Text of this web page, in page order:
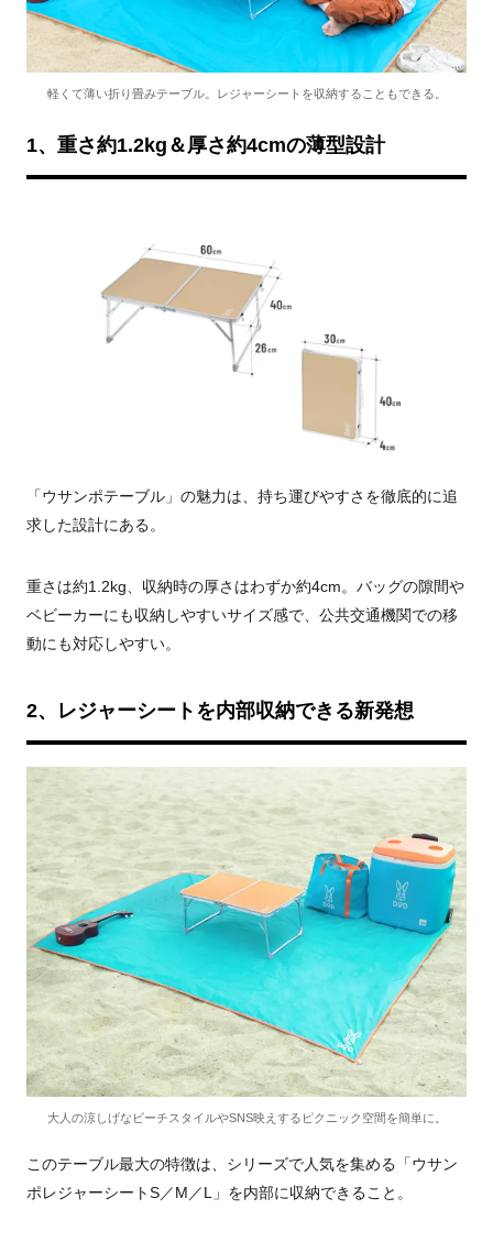
軽くて薄い折り畳みテーブル。レジャーシートを収納することもできる。
1、重さ約1.2kg＆厚さ約4cmの薄型設計
「ウサンポテーブル」の魅力は、持ち運びやすさを徹底的に追
求した設計にある。
重さは約1.2kg、収納時の厚さはわずか約4cm。バッグの隙間や
ベビーカーにも収納しやすいサイズ感で、公共交通機関での移
動にも対応しやすい。
2、レジャーシートを内部収納できる新発想
大人の涼しげなビーチスタイルやSNS映えするピクニック空間を簡単に。
このテーブル最大の特徴は、シリーズで人気を集める「ウサン
ポレジャーシートS／M／L」を内部に収納できること。